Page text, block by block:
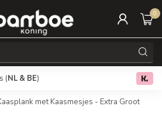
0
(NL & BE)
met Kaasmesjes - Extra Groot